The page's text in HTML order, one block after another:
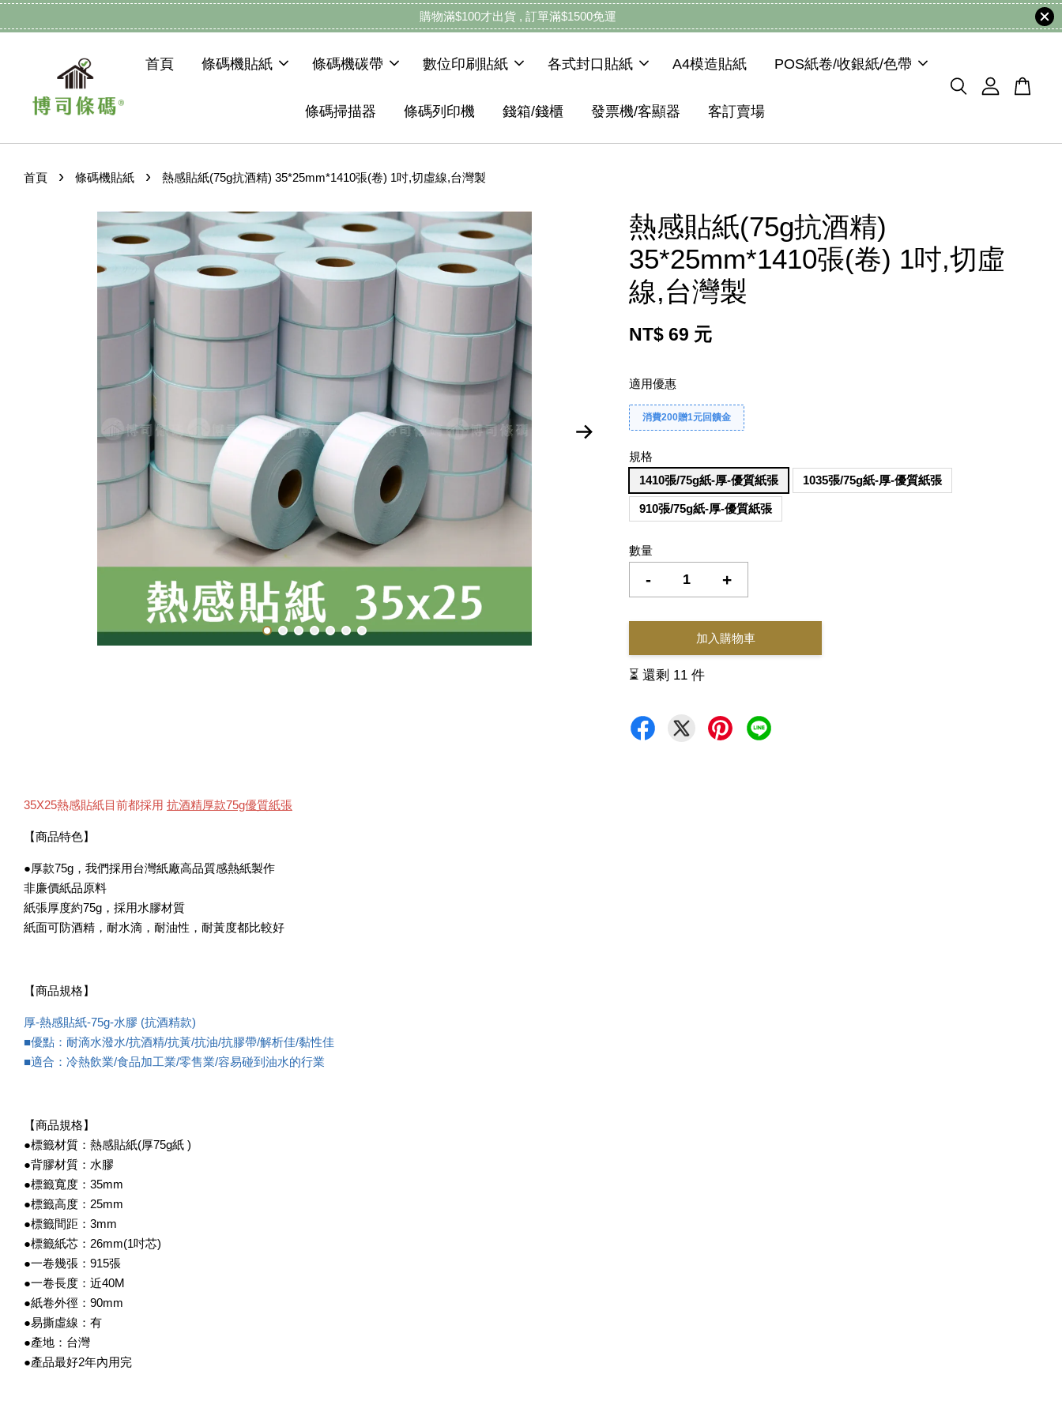
購物滿$100才出貨 , 訂單滿$1500免運
首頁 條碼機貼紙 條碼機碳帶 數位印刷貼紙 各式封口貼紙 A4模造貼紙 POS紙卷/收銀紙/色帶
條碼掃描器 條碼列印機 錢箱/錢櫃 發票機/客顯器 客訂賣場
首頁 › 條碼機貼紙 › 熱感貼紙(75g抗酒精) 35*25mm*1410張(卷) 1吋,切虛線,台灣製
熱感貼紙(75g抗酒精)
35*25mm*1410張(卷) 1吋,切虛
線,台灣製
NT$ 69 元
適用優惠
消費200贈1元回饋金
規格
1410張/75g紙-厚-優質紙張
1035張/75g紙-厚-優質紙張
910張/75g紙-厚-優質紙張
數量
- +
加入購物車
⏳ 還剩 11 件
35X25熱感貼紙目前都採用 抗酒精厚款75g優質紙張
【商品特色】
●厚款75g，我們採用台灣紙廠高品質感熱紙製作
非廉價紙品原料
紙張厚度約75g，採用水膠材質
紙面可防酒精，耐水滴，耐油性，耐黃度都比較好
【商品規格】
厚-熱感貼紙-75g-水膠 (抗酒精款)
■優點：耐滴水潑水/抗酒精/抗黃/抗油/抗膠帶/解析佳/黏性佳
■適合：冷熱飲業/食品加工業/零售業/容易碰到油水的行業
【商品規格】
●標籤材質：熱感貼紙(厚75g紙 )
●背膠材質：水膠
●標籤寬度：35mm
●標籤高度：25mm
●標籤間距：3mm
●標籤紙芯：26mm(1吋芯)
●一卷幾張：915張
●一卷長度：近40M
●紙卷外徑：90mm
●易撕虛線：有
●產地：台灣
●產品最好2年內用完